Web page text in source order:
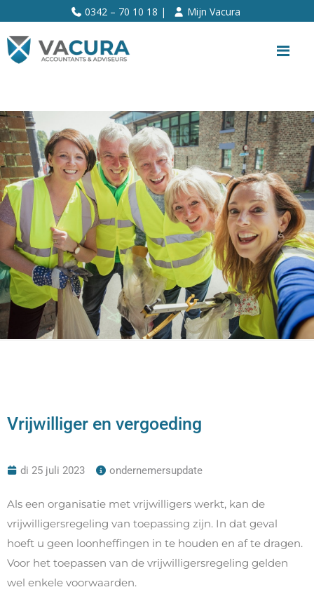
0342 – 70 10 18 | Mijn Vacura
Vrijwilliger en vergoeding
di 25 juli 2023 ondernemersupdate
Als een organisatie met vrijwilligers werkt, kan de
vrijwilligersregeling van toepassing zijn. In dat geval
hoeft u geen loonheffingen in te houden en af te dragen.
Voor het toepassen van de vrijwilligersregeling gelden
wel enkele voorwaarden.